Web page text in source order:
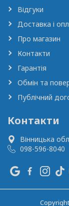
Відгуки
Доставка і
Про магазин
Контакти
Гарантія
Обмін та
Публічний
Контакти
Вінницька
098-596-8040